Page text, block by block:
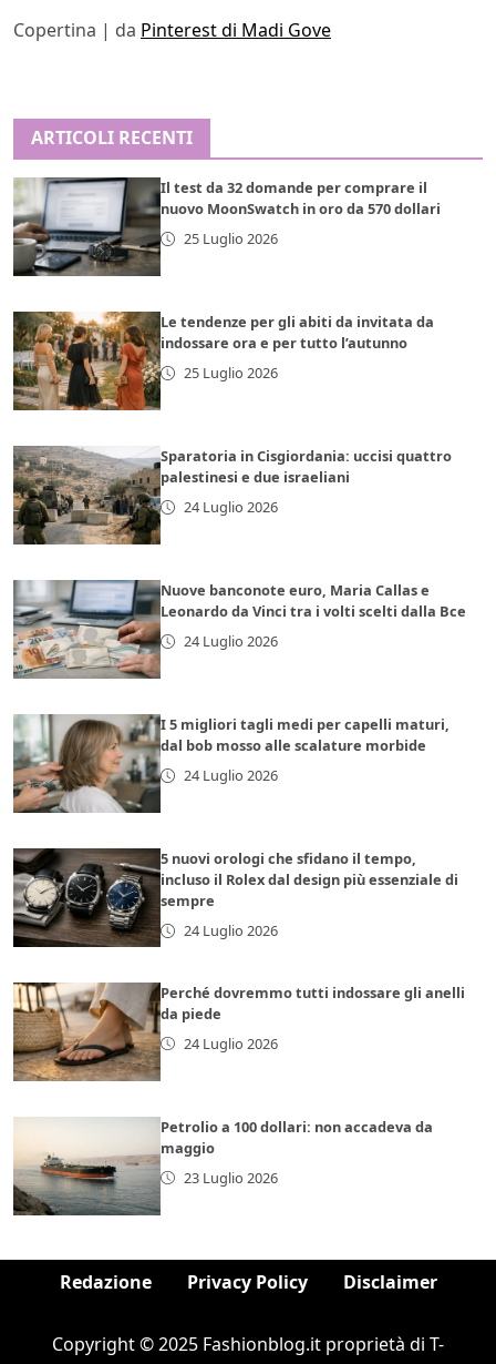
Copertina | da Pinterest di Madi Gove
ARTICOLI RECENTI
Il test da 32 domande per comprare il
nuovo MoonSwatch in oro da 570 dollari
25 Luglio 2026
Le tendenze per gli abiti da invitata da
indossare ora e per tutto l’autunno
25 Luglio 2026
Sparatoria in Cisgiordania: uccisi quattro
palestinesi e due israeliani
24 Luglio 2026
Nuove banconote euro, Maria Callas e
Leonardo da Vinci tra i volti scelti dalla Bce
24 Luglio 2026
I 5 migliori tagli medi per capelli maturi,
dal bob mosso alle scalature morbide
24 Luglio 2026
5 nuovi orologi che sfidano il tempo,
incluso il Rolex dal design più essenziale di
sempre
24 Luglio 2026
Perché dovremmo tutti indossare gli anelli
da piede
24 Luglio 2026
Petrolio a 100 dollari: non accadeva da
maggio
23 Luglio 2026
Redazione Privacy Policy Disclaimer
Copyright © 2025 Fashionblog.it proprietà di T-